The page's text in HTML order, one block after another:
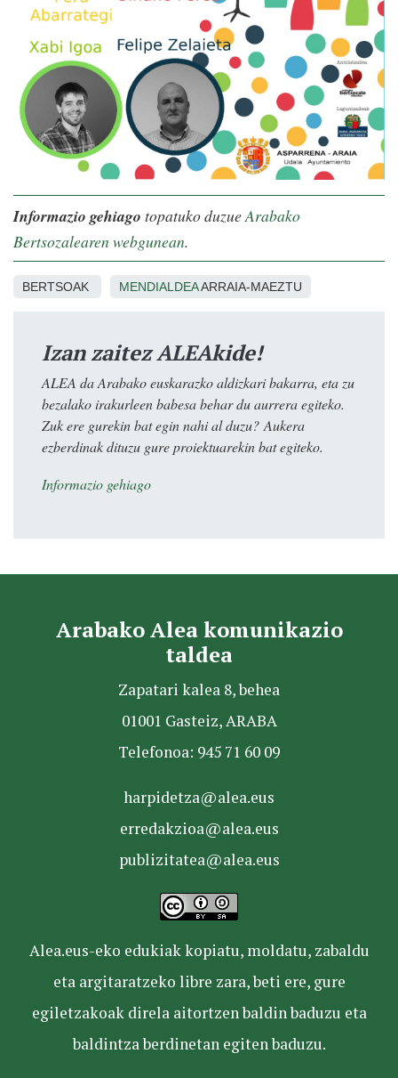
Informazio gehiago topatuko duzueArabako
Bertsozalearen webgunean.
BERTSOAK MENDIALDEAARRAIA-MAEZTU
Izan zaitez ALEAkide!
ALEA da Arabako euskarazko aldizkari bakarra, eta zu
bezalako irakurleen babesa behar du aurrera egiteko.
Zuk ere gurekin bat egin nahi al duzu? Aukera
ezberdinak dituzu gure proiektuarekin bat egiteko.
Informazio gehiago
Arabako Alea komunikazio
taldea
Zapatari kalea 8, behea
01001 Gasteiz, ARABA
Telefonoa: 945 71 60 09
harpidetza@alea.eus
erredakzioa@alea.eus
publizitatea@alea.eus
Alea.eus-eko edukiak kopiatu, moldatu, zabaldu
eta argitaratzeko libre zara, beti ere, gure
egiletzakoak direla aitortzen baldin baduzu eta
baldintza berdinetan egiten baduzu.